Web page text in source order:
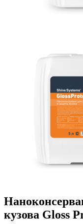
кузова Gloss